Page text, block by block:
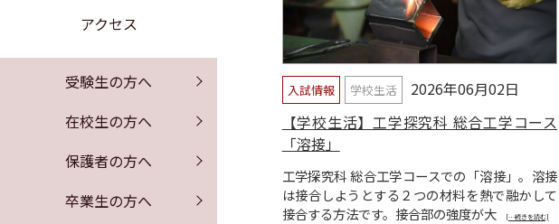
入試情報 学校生活
2026年06月02日
【学校生活】工学探究科 総合工学コース
「溶接」
工学探究科 総合工学コースでの「溶接」。溶接
は接合しようとする２つの材料を熱で融かして
接合する方法です。接合部の強度が大
[…続きを読む]
学校評価
いじめ防止の基本方針
公開情報
制服紹介
アクセス
受験生の方へ
募集要項
体験入学・学校説明会
在校生の方へ
保健室からのお知らせ
図書館からのお知らせ
緊急時の対応
保護者の方へ
PTA行事
事務室より
卒業生の方へ
証明書の発行
同窓会のお知らせ